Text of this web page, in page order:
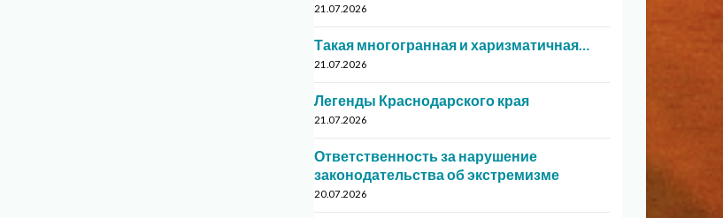
21.07.2026
Такая многогранная и харизматичная…
21.07.2026
Легенды Краснодарского края
21.07.2026
Ответственность за нарушение
законодательства об экстремизме
20.07.2026